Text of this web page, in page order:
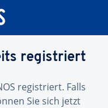
registriert
registriert. Falls
Sie sich jetzt